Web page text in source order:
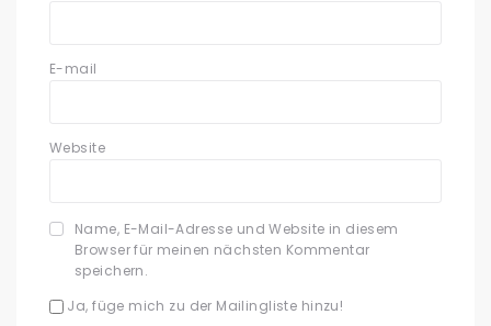
E-mail
Website
Name, E-Mail-Adresse und Website in diesem
Browser für meinen nächsten Kommentar
speichern.
Ja, füge mich zu der Mailingliste hinzu!